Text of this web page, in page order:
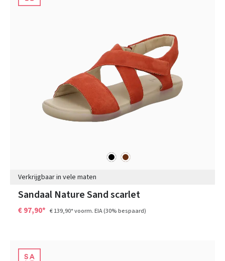
zwartbruin
Verkrijgbaar in vele maten
Sandaal Nature Sand scarlet
€ 97,90* € 139,90*voorm. EIA(30% bespaard)